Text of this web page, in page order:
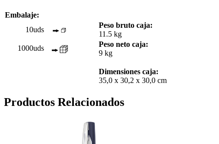
Embalaje:
10uds
Peso bruto caja:
11.5 kg
1000uds
Peso neto caja:
9 kg
Dimensiones caja:
35,0 x 30,2 x 30,0 cm
Productos Relacionados